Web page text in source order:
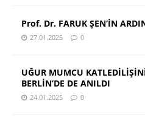
Prof. Dr. FARUK ŞEN’İN
27.01.2025 0
UĞUR MUMCU
BERLİN’DE DE ANILDI
24.01.2025 0